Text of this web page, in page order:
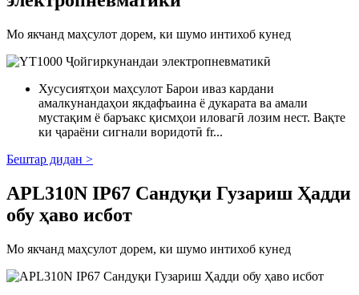
Мо якчанд маҳсулот дорем, ки шумо интихоб кунед
Хусусиятҳои маҳсулот Барои иваз кардани
амалкунандаҳои якдафъаина ё дукарата ва амали
мустақим ё баръакс қисмҳои иловагӣ лозим нест. Вақте
ки ҷараёни сигнали воридотӣ fr...
Бештар дидан >
APL310N IP67 Сандуқи Гузариш Ҳадди
обу ҳаво исбот
Мо якчанд маҳсулот дорем, ки шумо интихоб кунед